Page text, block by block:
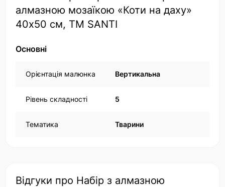
алмазною мозаїкою «Коти на даху»
40х50 см, ТМ SANTI
Основні
Орієнтація малюнка Вертикальна
Рівень складності 5
Тематика Тварини
Відгуки про Набір з алмазною